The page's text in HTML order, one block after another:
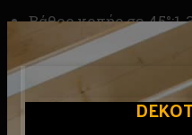
Βάθος κοπής σε
Βάση από χάλυβα
Περιλαμβάνει: 1 τεμ
Κανόνας οδηγού 1 τμχ